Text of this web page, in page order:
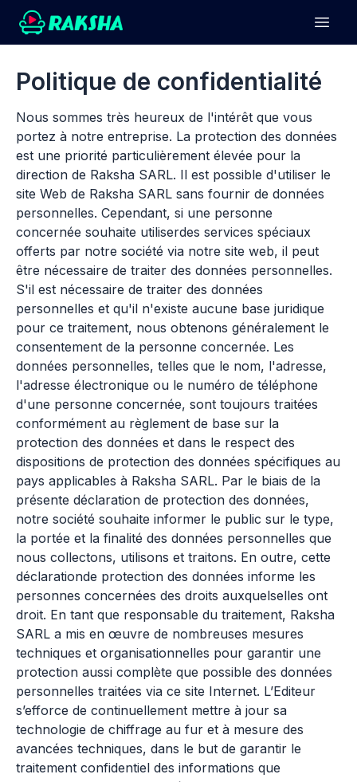
Politique de confidentialité
Nous sommes très heureux de l'intérêt que vous
portez à notre entreprise. La protection des données
est une priorité particulièrement élevée pour la
direction de Raksha SARL. Il est possible d'utiliser le
site Web de Raksha SARL sans fournir de données
personnelles. Cependant, si une personne
concernée souhaite utiliserdes services spéciaux
offerts par notre société via notre site web, il peut
être nécessaire de traiter des données personnelles.
S'il est nécessaire de traiter des données
personnelles et qu'il n'existe aucune base juridique
pour ce traitement, nous obtenons généralement le
consentement de la personne concernée. Les
données personnelles, telles que le nom, l'adresse,
l'adresse électronique ou le numéro de téléphone
d'une personne concernée, sont toujours traitées
conformément au règlement de base sur la
protection des données et dans le respect des
dispositions de protection des données spécifiques au
pays applicables à Raksha SARL. Par le biais de la
présente déclaration de protection des données,
notre société souhaite informer le public sur le type,
la portée et la finalité des données personnelles que
nous collectons, utilisons et traitons. En outre, cette
déclarationde protection des données informe les
personnes concernées des droits auxquelselles ont
droit. En tant que responsable du traitement, Raksha
SARL a mis en œuvre de nombreuses mesures
techniques et organisationnelles pour garantir une
protection aussi complète que possible des données
personnelles traitées via ce site Internet. L’Editeur
s’efforce de continuellement mettre à jour sa
technologie de chiffrage au fur et à mesure des
avancées techniques, dans le but de garantir le
traitement confidentiel des informations que